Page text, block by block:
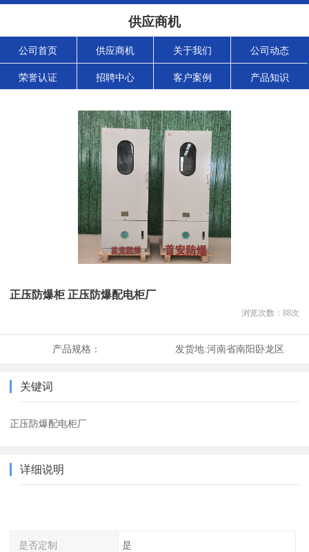
供应商机
公司首页 供应商机 关于我们 公司动态
荣誉认证 招聘中心 客户案例 产品知识
正压防爆柜 正压防爆配电柜厂
浏览次数： 88次
产品规格： 发货地:河南省南阳卧龙区
关键词
正压防爆配电柜厂
详细说明
是否定制 是